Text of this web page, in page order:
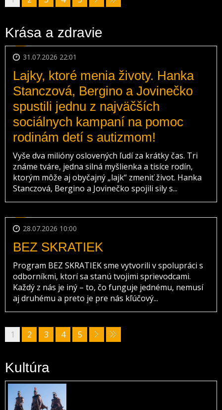
Krása a zdravie
31.07.2026 22:01
Lajky, ktoré menia životy. Hanka
Stanczová, Bergino a Jovinečko
spustili jednu z najväčších
sociálnych kampaní na pomoc
rodinám detí s autizmom!
Vyše dva milióny oslovených ľudí za krátky čas. Tri
známe tváre, jedna silná myšlienka a tisíce rodín,
ktorým môže aj obyčajný „lajk“ zmeniť život. Hanka
Stanczová, Bergino a Jovinečko spojili sily s...
28.07.2026 10:00
BEZ SKRATIEK
Program BEZ SKRATIEK sme vytvorili v spolupráci s
odborníkmi, ktorí sa stanú tvojimi sprievodcami.
Každý z nás je iný – to, čo funguje jednému, nemusí
aj druhému a preto je pre nás kľúčový...
1 2 3 4 5
Kultúra